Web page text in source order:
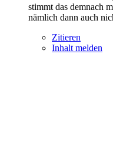
stimmt das demnach
nämlich dann auch
Zitieren
Inhalt melden